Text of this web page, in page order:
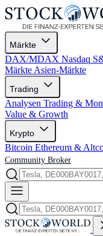
Märkte
DAX/MDAX Nasdaq
Märkte Asien-Märkte
Trading
Analysen Trading &
Value & Growth
Krypto
Bitcoin Ethereum &
Community Broker